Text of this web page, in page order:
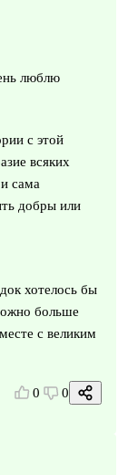
люблю
с этой
всяких
сама
добры или
хотелось бы
больше
с великим
0 0